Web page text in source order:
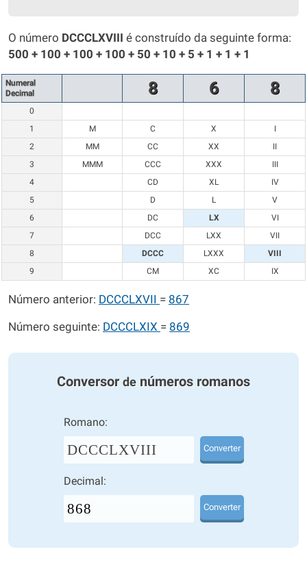
O número DCCCLXVIII é construído da seguinte forma:
500 + 100 + 100 + 100 + 50 + 10 + 5 + 1 + 1 + 1
Numeral
Decimal
8 6 8
0
1
M C X
I
2
MM CC XX
II
3
MMM CCC XXX
III
4
CD XL
IV
5
D L
V
6
DC LX
VI
7
DCC LXX
VII
8
DCCC LXXX
VIII
9
CM XC IX
Número anterior: DCCCLXVII = 867
Número seguinte: DCCCLXIX = 869
Conversor de números romanos
Romano:
DCCCLXVIII Converter
Decimal:
Converter